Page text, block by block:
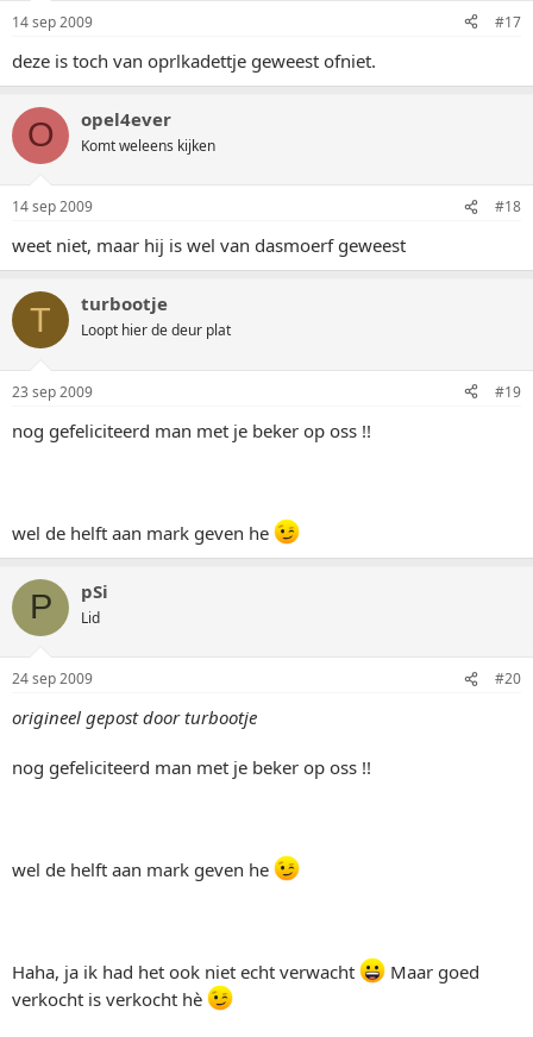
14 sep 2009 #17
deze is toch van oprlkadettje geweest ofniet.
O opel4ever
Komt weleens kijken
14 sep 2009 #18
weet niet, maar hij is wel van dasmoerf geweest
T turbootje
Loopt hier de deur plat
23 sep 2009 #19
nog gefeliciteerd man met je beker op oss !!
wel de helft aan mark geven he
P pSi
Lid
24 sep 2009 #20
origineel gepost door turbootje
nog gefeliciteerd man met je beker op oss !!
wel de helft aan mark geven he
Haha, ja ik had het ook niet echt verwacht
Maar goed
verkocht is verkocht hè